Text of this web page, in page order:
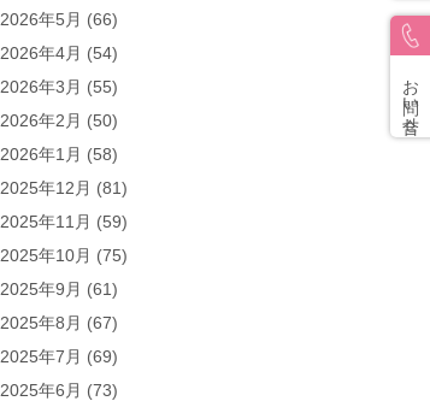
お問い合せ
2026年5月 (66)
2026年4月 (54)
2026年3月 (55)
2026年2月 (50)
2026年1月 (58)
2025年12月 (81)
2025年11月 (59)
2025年10月 (75)
2025年9月 (61)
2025年8月 (67)
2025年7月 (69)
2025年6月 (73)